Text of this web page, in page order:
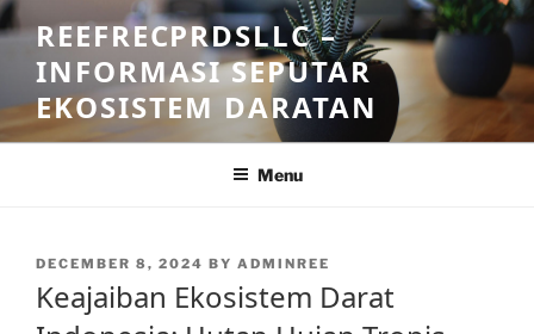
Skip
to
content
REEFRECPRDSLLC –
INFORMASI SEPUTAR
EKOSISTEM DARATAN
Menu
POSTED
DECEMBER 8, 2024 BY ADMINREE
Keajaiban Ekosistem Darat